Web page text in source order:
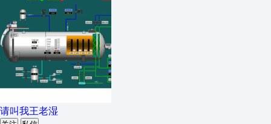
请叫我王老湿